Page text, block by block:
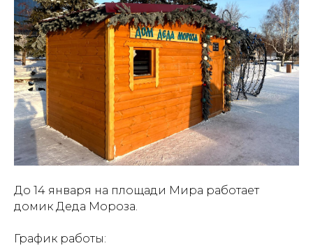
До 14 января на площади Мира работает
домик Деда Мороза.
График работы: